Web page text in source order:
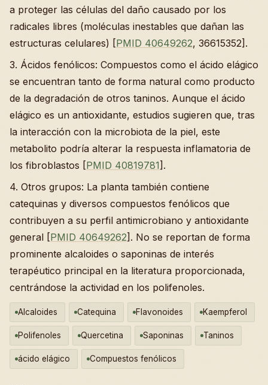
a proteger las células del daño causado por los
radicales libres (moléculas inestables que dañan las
estructuras celulares) [PMID 40649262, 36615352].
3. Ácidos fenólicos: Compuestos como el ácido elágico
se encuentran tanto de forma natural como producto
de la degradación de otros taninos. Aunque el ácido
elágico es un antioxidante, estudios sugieren que, tras
la interacción con la microbiota de la piel, este
metabolito podría alterar la respuesta inflamatoria de
los fibroblastos [PMID 40819781].
4. Otros grupos: La planta también contiene
catequinas y diversos compuestos fenólicos que
contribuyen a su perfil antimicrobiano y antioxidante
general [PMID 40649262]. No se reportan de forma
prominente alcaloides o saponinas de interés
terapéutico principal en la literatura proporcionada,
centrándose la actividad en los polifenoles.
Alcaloides Catequina Flavonoides Kaempferol
Polifenoles Quercetina Saponinas Taninos
ácido elágico Compuestos fenólicos